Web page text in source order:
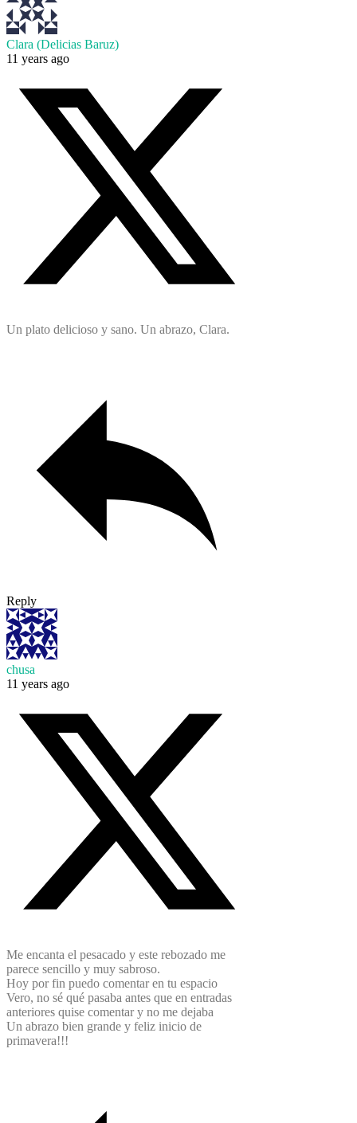
Clara (Delicias Baruz)
11 years ago
Un plato delicioso y sano. Un abrazo, Clara.
Reply
chusa
11 years ago
Me encanta el pesacado y este rebozado me
parece sencillo y muy sabroso.
Hoy por fin puedo comentar en tu espacio
Vero, no sé qué pasaba antes que en entradas
anteriores quise comentar y no me dejaba
Un abrazo bien grande y feliz inicio de
primavera!!!